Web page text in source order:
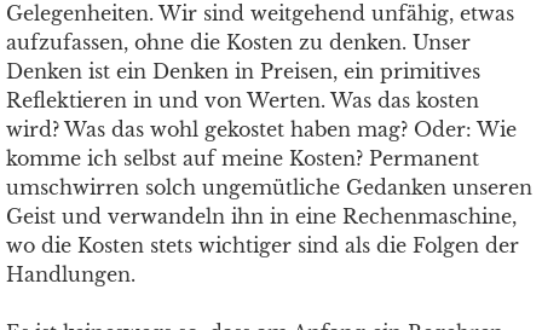
Gelegenheiten. Wir sind weitgehend unfähig, etwas
aufzufassen, ohne die Kosten zu denken. Unser
Denken ist ein Denken in Preisen, ein primitives
Reflektieren in und von Werten. Was das kosten
wird? Was das wohl gekostet haben mag? Oder: Wie
komme ich selbst auf meine Kosten? Permanent
umschwirren solch ungemütliche Gedanken unseren
Geist und verwandeln ihn in eine Rechenmaschine,
wo die Kosten stets wichtiger sind als die Folgen der
Handlungen.